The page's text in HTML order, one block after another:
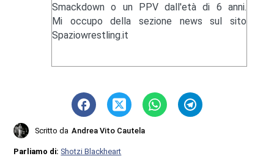
Smackdown o un PPV dall'età di 6 anni.
Mi occupo della sezione news sul sito
Spaziowrestling.it
Scritto da Andrea Vito Cautela
Parliamo di:Shotzi Blackheart